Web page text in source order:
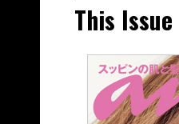
This Issue